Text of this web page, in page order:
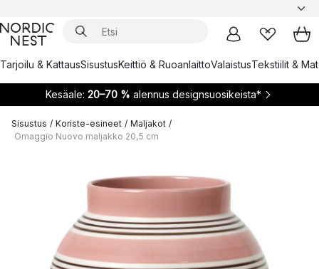
Tarjoilu & KattausSisustusKeittiö & RuoanlaittoValaistusTekstiilit &
Kesäale: 20–70 % alennus designsuosikeista*
Sisustus / Koriste-esineet / Maljakot /
Omaggio Nuovo maljakko 20,5 cm